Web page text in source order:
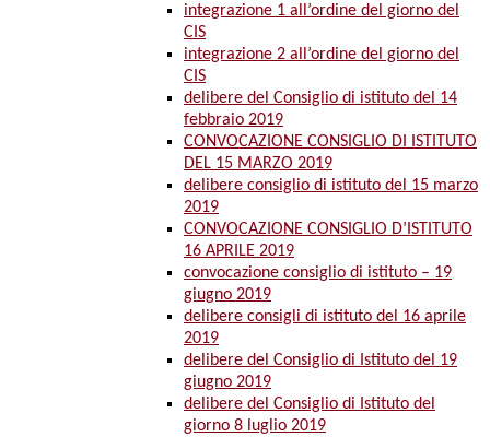
integrazione 1 all’ordine del giorno del
CIS
integrazione 2 all’ordine del giorno del
CIS
delibere del Consiglio di istituto del 14
febbraio 2019
CONVOCAZIONE CONSIGLIO DI ISTITUTO
DEL 15 MARZO 2019
delibere consiglio di istituto del 15 marzo
2019
CONVOCAZIONE CONSIGLIO D’ISTITUTO
16 APRILE 2019
convocazione consiglio di istituto – 19
giugno 2019
delibere consigli di istituto del 16 aprile
2019
delibere del Consiglio di Istituto del 19
giugno 2019
delibere del Consiglio di Istituto del
giorno 8 luglio 2019